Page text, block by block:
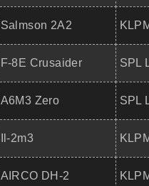
Salmson 2A2
F-8E Crusaider SPL
A6M3 Zero SPL
Il-2m3
AIRCO DH-2